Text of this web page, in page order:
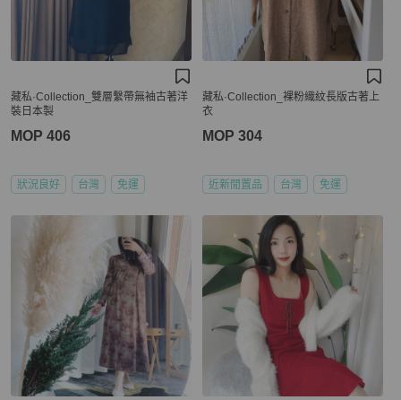
藏私·Collection_雙層繫帶無袖古著洋
裝日本製
MOP 406
狀況良好 台灣 免運
藏私·Collection_裸粉織紋長版古著上
衣
MOP 304
近新閒置品 台灣 免運